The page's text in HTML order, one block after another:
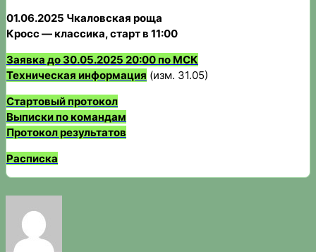
01.06.2025 Чкаловская роща
Кросс — классика, старт в 11:00
Заявка до 30.05.2025 20:00 по МСК
Техническая информация (изм. 31.05)
Стартовый протокол
Выписки по командам
Протокол результатов
Расписка